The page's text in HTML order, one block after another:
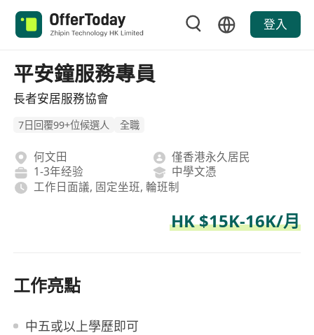
登入
平安鐘服務專員
長者安居服務協會
7日回覆99+位候選人 全職
何文田
僅香港永久居民
1-3年经验
中學文憑
工作日面議, 固定坐班, 輪班制
HK $15K-16K/月
工作亮點
中五或以上學歷即可